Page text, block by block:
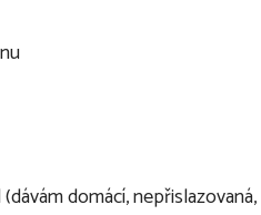
domácí,